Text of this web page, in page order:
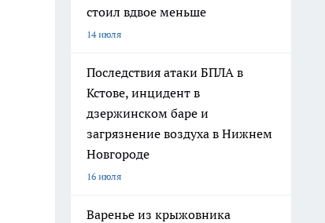
стоил вдвое меньше
14 июля
Последствия атаки БПЛА в
Кстове, инцидент в
дзержинском баре и
загрязнение воздуха в Нижнем
Новгороде
16 июля
Варенье из крыжовника